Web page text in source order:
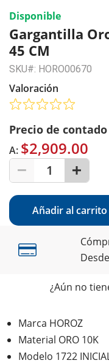
Disponible
Gargantilla
45 CM
SKU#: HORO00670
Valoración
Precio de contado
A: $2,909.00
1
Añadir al carrito
Desde
¿Aún no
Marca HOROZ
Material ORO 10K
Modelo 1722